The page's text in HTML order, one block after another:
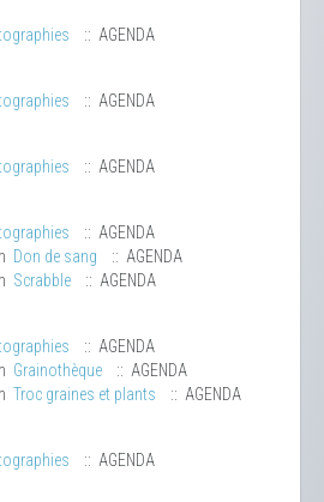
:: AGENDA
:: AGENDA
:: AGENDA
:: AGENDA
Don de sang
:: AGENDA
Scrabble :: AGENDA
:: AGENDA
Grainothèque
:: AGENDA
Troc graines et plants :: AGENDA
:: AGENDA